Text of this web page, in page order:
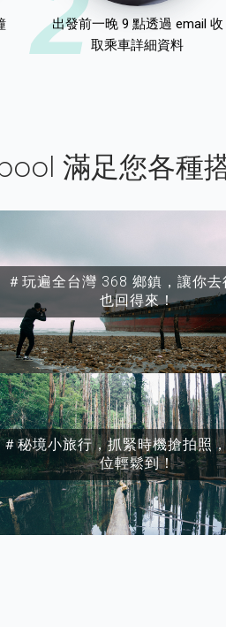
出發前一晚 9 點透過 email 收
取乘車詳細資料
滿足您各種
＃玩遍全台灣 368 鄉鎮，讓你去
也回得來！
＃秘境小旅行，抓緊時機搶拍照
位輕鬆到！